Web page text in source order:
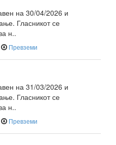
на 30/04/2026 и
Гласникот се
н..
Превземи
на 31/03/2026 и
Гласникот се
н..
Превземи